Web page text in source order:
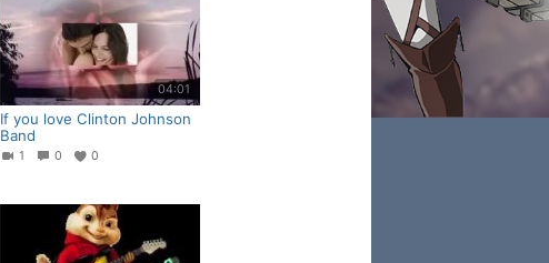
04:01
If you love Clinton Johnson
Band
1 0 0